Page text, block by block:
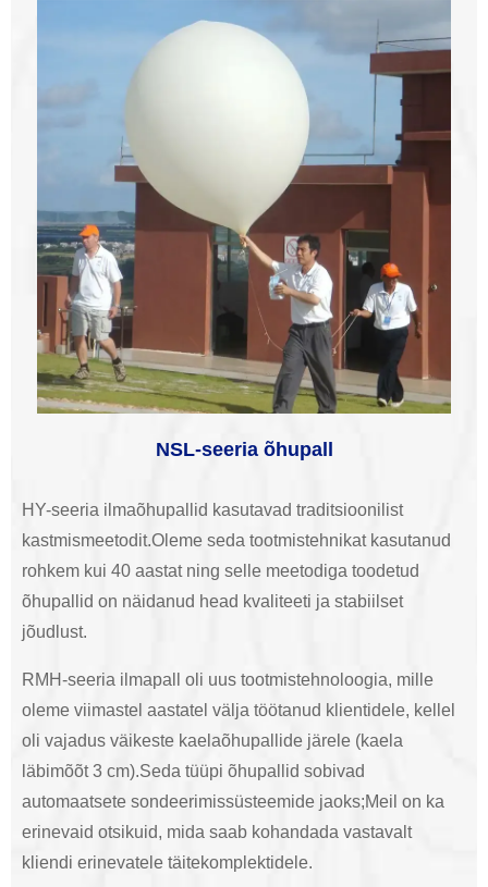
NSL-seeria õhupall
HY-seeria ilmaõhupallid kasutavad traditsioonilist
kastmismeetodit.Oleme seda tootmistehnikat kasutanud
rohkem kui 40 aastat ning selle meetodiga toodetud
õhupallid on näidanud head kvaliteeti ja stabiilset
jõudlust.
RMH-seeria ilmapall oli uus tootmistehnoloogia, mille
oleme viimastel aastatel välja töötanud klientidele, kellel
oli vajadus väikeste kaelaõhupallide järele (kaela
läbimõõt 3 cm).Seda tüüpi õhupallid sobivad
automaatsete sondeerimissüsteemide jaoks;Meil on ka
erinevaid otsikuid, mida saab kohandada vastavalt
kliendi erinevatele täitekomplektidele.